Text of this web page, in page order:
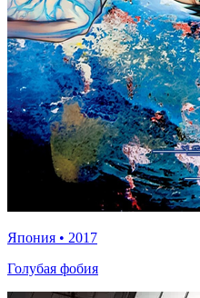
Япония • 2017
Голубая фобия